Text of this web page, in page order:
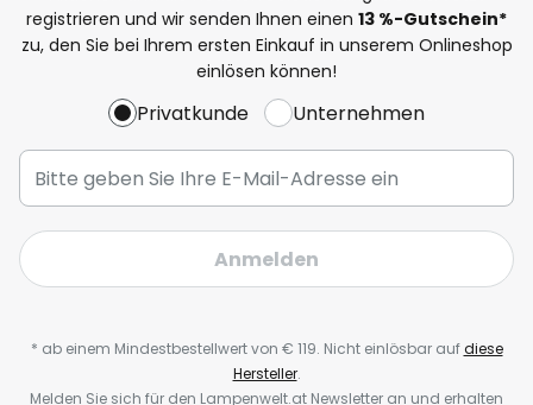
registrieren und wir senden Ihnen einen 13 %-Gutschein*
zu, den Sie bei Ihrem ersten Einkauf in unserem Onlineshop
einlösen können!
Privatkunde Unternehmen
Anmelden
* ab einem Mindestbestellwert von € 119. Nicht einlösbar aufdiese
Hersteller.
Melden Sie sich für den Lampenwelt.at Newsletter an und erhalten